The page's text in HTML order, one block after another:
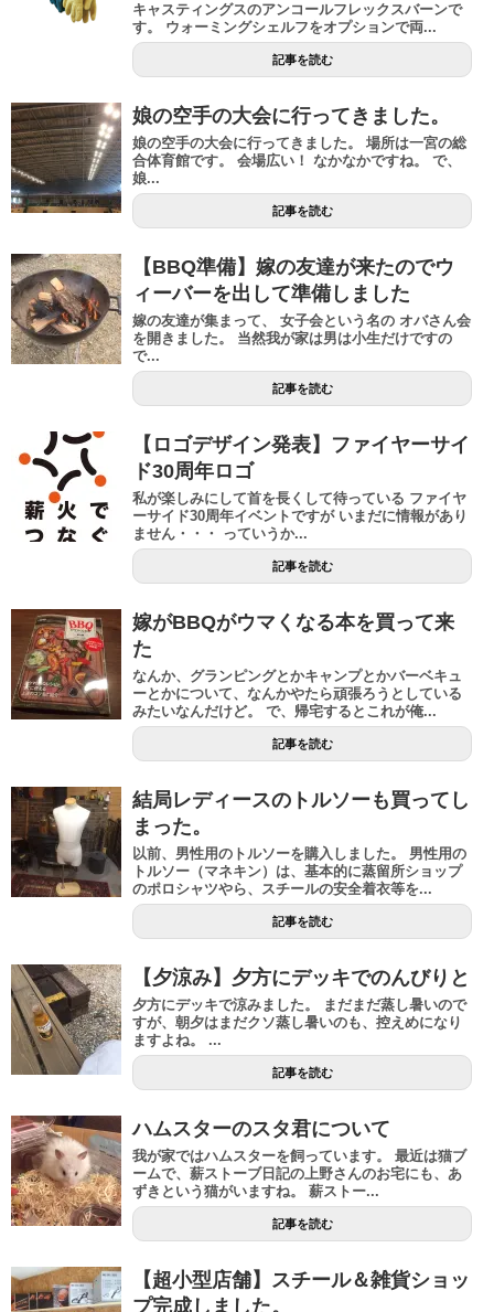
キャスティングスのアンコールフレックスバーンで
す。 ウォーミングシェルフをオプションで両...
記事を読む
娘の空手の大会に行ってきました。
娘の空手の大会に行ってきました。 場所は一宮の総
合体育館です。 会場広い！ なかなかですね。 で、
娘...
記事を読む
【BBQ準備】嫁の友達が来たのでウ
ィーバーを出して準備しました
嫁の友達が集まって、 女子会という名の オバさん会
を開きました。 当然我が家は男は小生だけですの
で...
記事を読む
【ロゴデザイン発表】ファイヤーサイ
ド30周年ロゴ
私が楽しみにして首を長くして待っている ファイヤ
ーサイド30周年イベントですが いまだに情報があり
ません・・・ っていうか...
記事を読む
嫁がBBQがウマくなる本を買って来
た
なんか、グランピングとかキャンプとかバーベキュ
ーとかについて、なんかやたら頑張ろうとしている
みたいなんだけど。 で、帰宅するとこれが俺...
記事を読む
結局レディースのトルソーも買ってし
まった。
以前、男性用のトルソーを購入しました。 男性用の
トルソー（マネキン）は、基本的に蒸留所ショップ
のポロシャツやら、スチールの安全着衣等を...
記事を読む
【夕涼み】夕方にデッキでのんびりと
夕方にデッキで涼みました。 まだまだ蒸し暑いので
すが、朝夕はまだクソ蒸し暑いのも、控えめになり
ますよね。 ...
記事を読む
ハムスターのスタ君について
我が家ではハムスターを飼っています。 最近は猫ブ
ームで、薪ストーブ日記の上野さんのお宅にも、あ
ずきという猫がいますね。 薪ストー...
記事を読む
【超小型店舗】スチール＆雑貨ショッ
プ完成しました。